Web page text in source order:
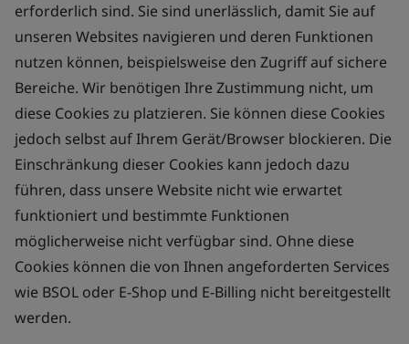
erforderlich sind. Sie sind unerlässlich, damit Sie auf
unseren Websites navigieren und deren Funktionen
nutzen können, beispielsweise den Zugriff auf sichere
Bereiche. Wir benötigen Ihre Zustimmung nicht, um
diese Cookies zu platzieren. Sie können diese Cookies
jedoch selbst auf Ihrem Gerät/Browser blockieren. Die
Einschränkung dieser Cookies kann jedoch dazu
führen, dass unsere Website nicht wie erwartet
funktioniert und bestimmte Funktionen
möglicherweise nicht verfügbar sind. Ohne diese
Cookies können die von Ihnen angeforderten Services
wie BSOL oder E-Shop und E-Billing nicht bereitgestellt
werden.